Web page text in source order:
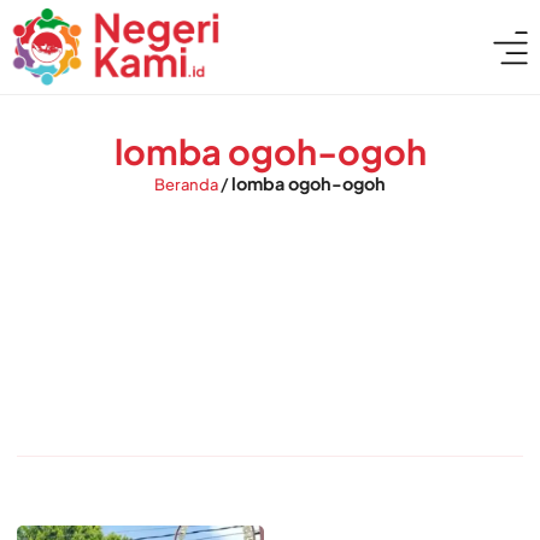
lomba ogoh-ogoh
Beranda/lomba ogoh-ogoh